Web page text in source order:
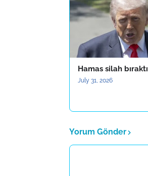
Hamas silah bıraktı
July 31, 2026
Yorum Gönder